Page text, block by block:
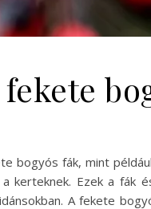
fekete
bogyós fák, mint
a kerteknek. Ezek a fák
A fekete